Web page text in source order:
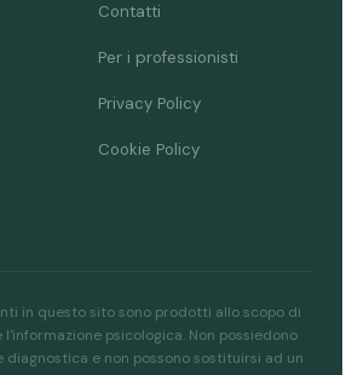
Contatti
Per i professionisti
Privacy Policy
Cookie Policy
in questo sito sono prodotti allo scopo di
psicologica. Non possiedono
diagnostica e non possono sostituirsi ad un